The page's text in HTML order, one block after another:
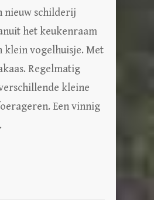
nieuw schilderij
het keukenraam
klein vogelhuisje. Met
Regelmatig
kleine
Een vinnig